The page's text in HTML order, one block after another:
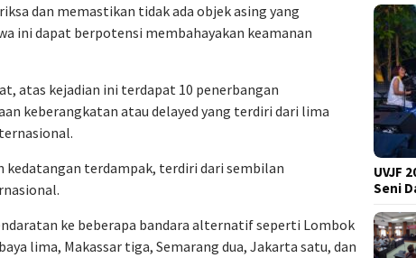
dan memastikan tidak ada objek asing yang
ini dapat berpotensi membahayakan keamanan
atas kejadian ini terdapat 10 penerbangan
keberangkatan atau delayed yang terdiri dari lima
kedatangan terdampak, terdiri dari sembilan
ke beberapa bandara alternatif seperti Lombok
lima, Makassar tiga, Semarang dua, Jakarta satu, dan
UVJF
Seni